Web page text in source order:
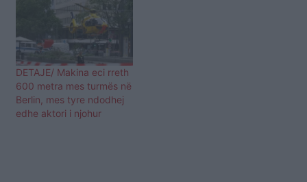
DETAJE/ Makina eci rreth
600 metra mes turmës në
Berlin, mes tyre ndodhej
edhe aktori i njohur